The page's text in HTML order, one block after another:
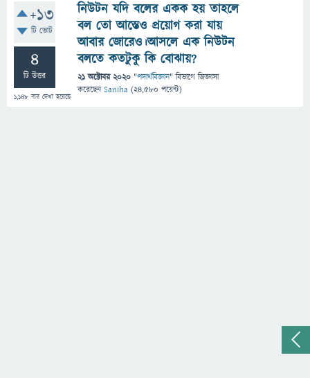
+13
টি ভোট
4
টি উত্তর
1,148 বার দেখা হয়েছে
নিউটন যদি বলের একক হয় তাহলে
বল তো আস্তেও প্রয়োগ করা যায়
আবার জোরেও।আসলে এক নিউটন
বলতে কতটুকু কি বোঝায়?
21 অক্টোবর 2020 "পদার্থবিজ্ঞান" বিভাগে জিজ্ঞাসা
করেছেনSaniha (24,580 পয়েন্ট)